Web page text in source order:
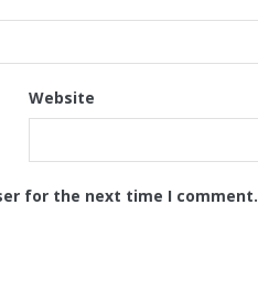
Website
for the next time I comment.